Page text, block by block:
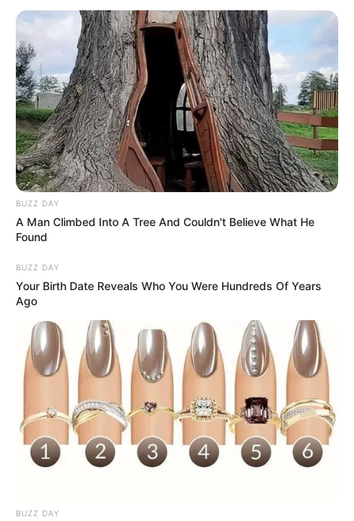
Como muita gente já sabe, as bonecas de pano
podem ser confeccionadas com técnicas variadas,
e uma delas é o fuxico. Para fazer aboneca de
fuxico, além de não ser necessário ter prática
com artesanato, também não é preciso usar
máquina de costura. Os
pontos são feitos à mão,
e o processo de confecção é bem simples e rápido.
Para fazer esse tipo de boneca, além de vontade
de criar, são necessários alguns simples
materiais, como
fazer uma encantadora
Veja também:
BUZZ DAY
A Man Climbed Into A Tree And Couldn't Believe What He
Found
BUZZ DAY
Your Birth Date Reveals Who You Were Hundreds Of Years
Ago
BUZZ DAY